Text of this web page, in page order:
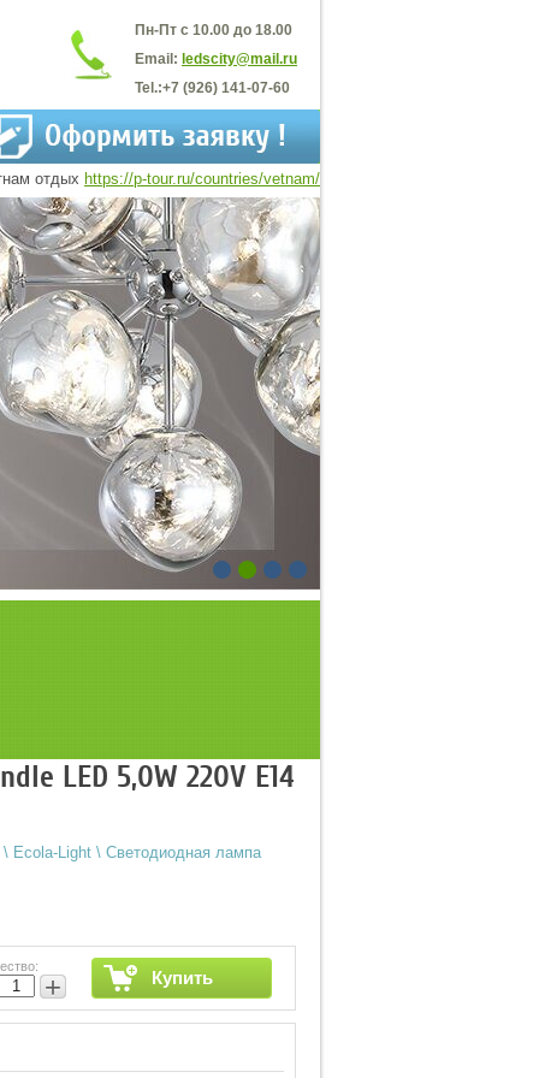
Пн-Пт с 10.00 до 18.00
Email: ledscity@mail.ru
Tel.:+7 (926) 141-07-60
отдых https://p-tour.ru/countries/vetnam/
LED 5,0W 220V E14
\ Ecola-Light \ Светодиодная лампа
+ Купить